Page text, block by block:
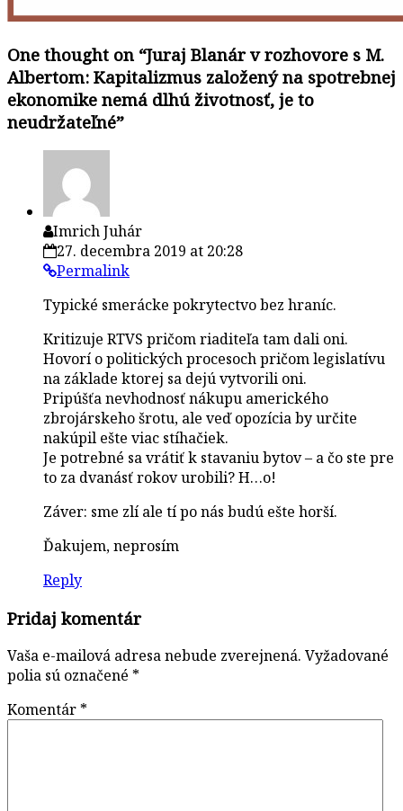
One thought on “Juraj Blanár v rozhovore s M.
Albertom: Kapitalizmus založený na spotrebnej
ekonomike nemá dlhú životnosť, je to
neudržateľné”
Imrich Juhár
27. decembra 2019 at 20:28
Permalink
Typické smerácke pokrytectvo bez hraníc.
Kritizuje RTVS pričom riaditeľa tam dali oni.
Hovorí o politických procesoch pričom legislatívu
na základe ktorej sa dejú vytvorili oni.
Pripúšťa nevhodnosť nákupu amerického
zbrojárskeho šrotu, ale veď opozícia by určite
nakúpil ešte viac stíhačiek.
Je potrebné sa vrátiť k stavaniu bytov – a čo ste pre
to za dvanásť rokov urobili? H…o!
Záver: sme zlí ale tí po nás budú ešte horší.
Ďakujem, neprosím
Reply
Pridaj komentár
Vaša e-mailová adresa nebude zverejnená. Vyžadované
polia sú označené *
Komentár *